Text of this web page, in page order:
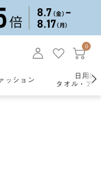
0
ッション
日用雑
タオル・ア